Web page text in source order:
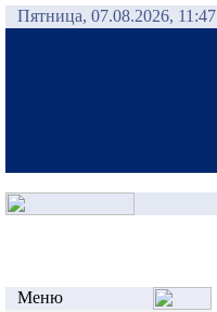
Пятница, 07.08.2026, 11:47
Меню